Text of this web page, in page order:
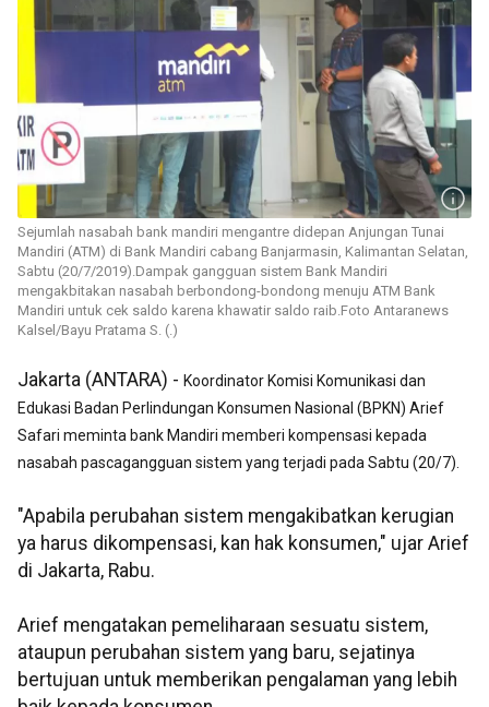
Sejumlah nasabah bank mandiri mengantre didepan Anjungan Tunai
Mandiri (ATM) di Bank Mandiri cabang Banjarmasin, Kalimantan Selatan,
Sabtu (20/7/2019).Dampak gangguan sistem Bank Mandiri
mengakbitakan nasabah berbondong-bondong menuju ATM Bank
Mandiri untuk cek saldo karena khawatir saldo raib.Foto Antaranews
Kalsel/Bayu Pratama S. (.)
Jakarta (ANTARA) - Koordinator Komisi Komunikasi dan
Edukasi Badan Perlindungan Konsumen Nasional (BPKN) Arief
Safari meminta bank Mandiri memberi kompensasi kepada
nasabah pascagangguan sistem yang terjadi pada Sabtu (20/7).
"Apabila perubahan sistem mengakibatkan kerugian
ya harus dikompensasi, kan hak konsumen," ujar Arief
di Jakarta, Rabu.
Arief mengatakan pemeliharaan sesuatu sistem,
ataupun perubahan sistem yang baru, sejatinya
bertujuan untuk memberikan pengalaman yang lebih